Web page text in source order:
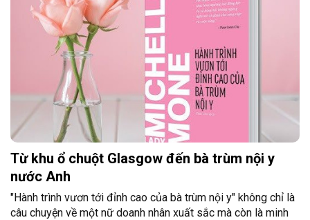
Từ khu ổ chuột Glasgow đến bà trùm nội y
nước Anh
"Hành trình vươn tới đỉnh cao của bà trùm nội y" không chỉ là
câu chuyện về một nữ doanh nhân xuất sắc mà còn là minh